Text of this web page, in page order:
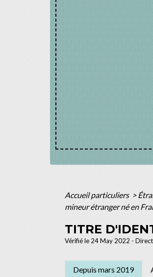
Accueil particuliers >
mineur étranger né en
TITRE
Vérifié le 24 May 2022 -
Depuis mars 2019